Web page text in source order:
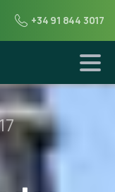
+34 91 844 3017